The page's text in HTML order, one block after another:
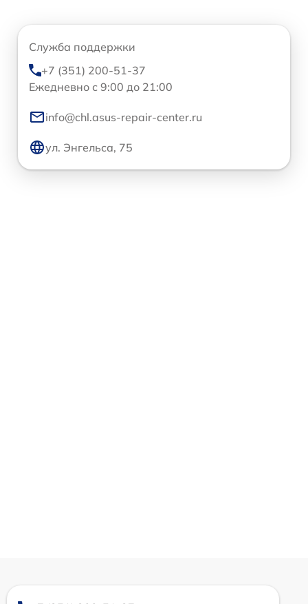
Служба поддержки
+7 (351) 200-51-37
Ежедневно с 9:00 до 21:00
info@chl.asus-repair-center.ru
ул. Энгельса, 75